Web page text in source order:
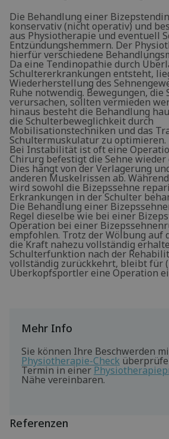
Die Behandlung einer
konservativ (nicht operativ) und
aus Physiotherapie und eventuell
Entzündungshemmern. Der
hierfür verschiedene
Da eine Tendinopathie durch
Schultererkrankungen entsteht,
Wiederherstellung des
Ruhe notwendig. Bewegungen, die
verursachen, sollten vermieden
hinaus besteht die Behandlung
die Schulterbeweglichkeit durch
Mobilisationstechniken und das
Schultermuskulatur zu optimieren.
Bei Instabilität ist oft eine
Chirurg befestigt die Sehne wieder
Dies hängt von der Verlagerung
anderen Muskelrissen ab.
wird sowohl die Bizepssehne
Erkrankungen in der Schulter
Die Behandlung einer
Regel dieselbe wie bei einer
Operation bei einer
empfohlen. Trotz der Wölbung auf
die Kraft nahezu vollständig
Schulterfunktion nach der
vollständig zurückkehrt, bleibt für
Überkopfsportler eine Operation
Mehr Info
Sie können Ihre Beschwerden
Physiotherapie-Check
Termin in einer
Nähe vereinbaren.
Referenzen